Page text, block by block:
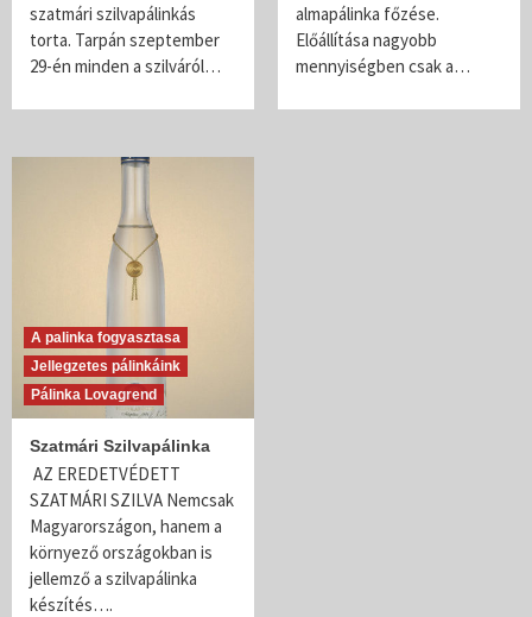
szatmári szilvapálinkás
torta. Tarpán szeptember
29-én minden a szilváról…
almapálinka főzése.
Előállítása nagyobb
mennyiségben csak a…
A palinka fogyasztasa
Jellegzetes pálinkáink
Pálinka Lovagrend
Szatmári Szilvapálinka
AZ EREDETVÉDETT
SZATMÁRI SZILVA Nemcsak
Magyarországon, hanem a
környező országokban is
jellemző a szilvapálinka
készítés….